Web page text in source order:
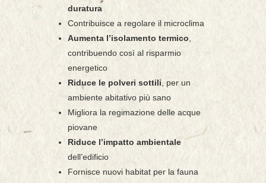
duratura
Contribuisce a regolare il microclima
Aumenta l’isolamento termico
contribuendo così al risparmio
energetico
Riduce le polveri sottili , per un
ambiente abitativo più sano
Migliora la regimazione delle acque
piovane
Riduce l’impatto ambientale
dell’edificio
Fornisce nuovi habitat per la fauna